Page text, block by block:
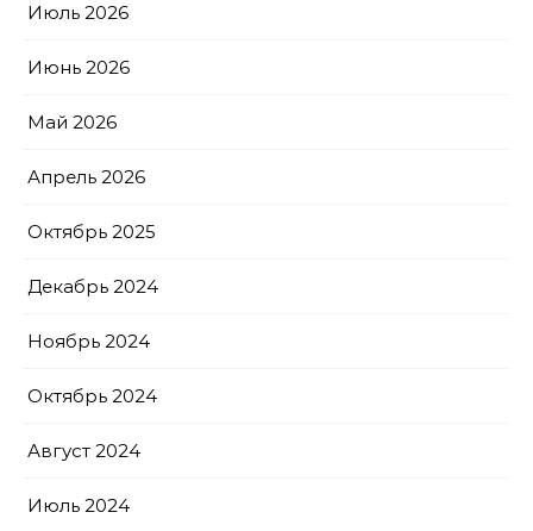
Июль 2026
Июнь 2026
Май 2026
Апрель 2026
Октябрь 2025
Декабрь 2024
Ноябрь 2024
Октябрь 2024
Август 2024
Июль 2024